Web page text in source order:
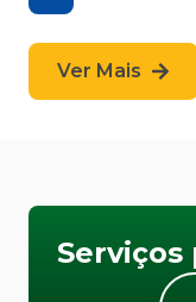
Ver Mais
Serviços